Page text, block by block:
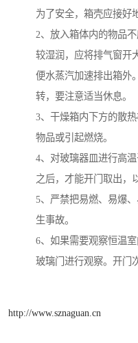
为了安全，箱壳应接好
2、放入箱体内的物品
较湿润，应将排气窗开
便水蒸汽加速排出箱外
转，要注意适当休息。
3、干燥箱内下方的散
物品或引起燃烧。
4、对玻璃器皿进行高
之后，才能开门取出，
5、严禁把易燃、易爆
生事故。
6、如果需要观察恒温
玻璃门进行观察。开门
http://www.sznaguan.cn